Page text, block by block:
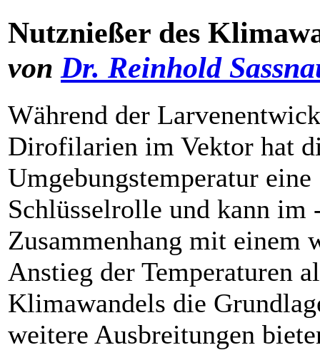
Nutznießer des
von Dr. Reinhold
Während der
Dirofilarien im Vektor hat
Umgebungstemperatur eine
Schlüsselrolle und kann
Zusammenhang mit einem
Anstieg der Temperaturen
Klimawandels die
weitere Ausbreitungen